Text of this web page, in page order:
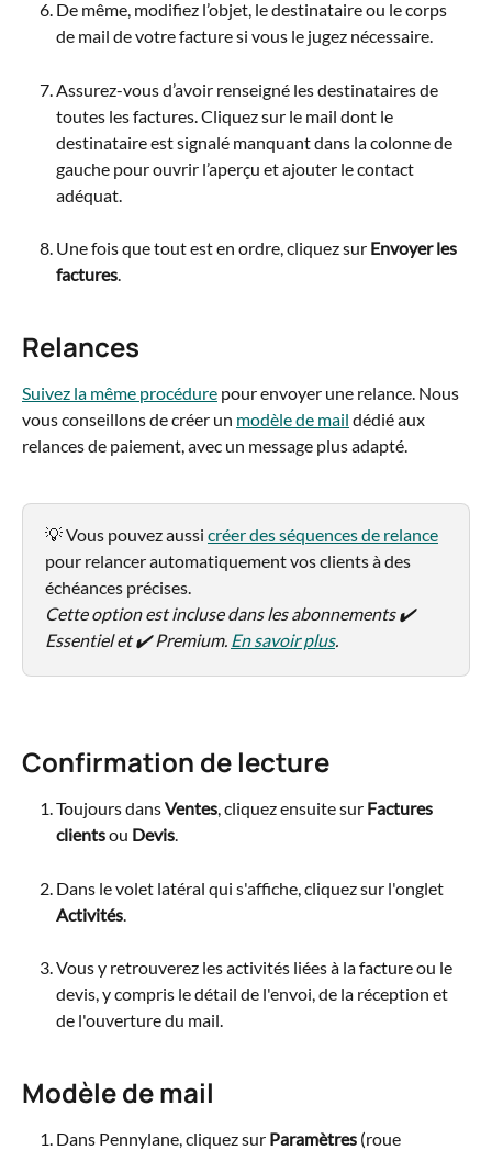
De même, modifiez l’objet, le destinataire ou le corps
de mail de votre facture si vous le jugez nécessaire.
Assurez-vous d’avoir renseigné les destinataires de
toutes les factures. Cliquez sur le mail dont le
destinataire est signalé manquant dans la colonne de
gauche pour ouvrir l’aperçu et ajouter le contact
adéquat.
Une fois que tout est en ordre, cliquez sur Envoyer les
factures.
Relances
Suivez la même procédure pour envoyer une relance. Nous
vous conseillons de créer un modèle de mail dédié aux
relances de paiement, avec un message plus adapté.
💡 Vous pouvez aussi créer des séquences de relance
pour relancer automatiquement vos clients à des
échéances précises.
Cette option est incluse dans les abonnements ✔️
Essentiel et ✔️ Premium. En savoir plus.
Confirmation de lecture
Toujours dans Ventes, cliquez ensuite sur Factures
clients ou Devis.
Dans le volet latéral qui s'affiche, cliquez sur l'onglet
Activités
Vous y retrouverez les activités liées à la facture ou le
devis, y compris le détail de l'envoi, de la réception et
de l'ouverture du mail.
Modèle de mail
Dans Pennylane, cliquez sur Paramètres (roue